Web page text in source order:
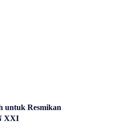
untuk Resmikan
XXI